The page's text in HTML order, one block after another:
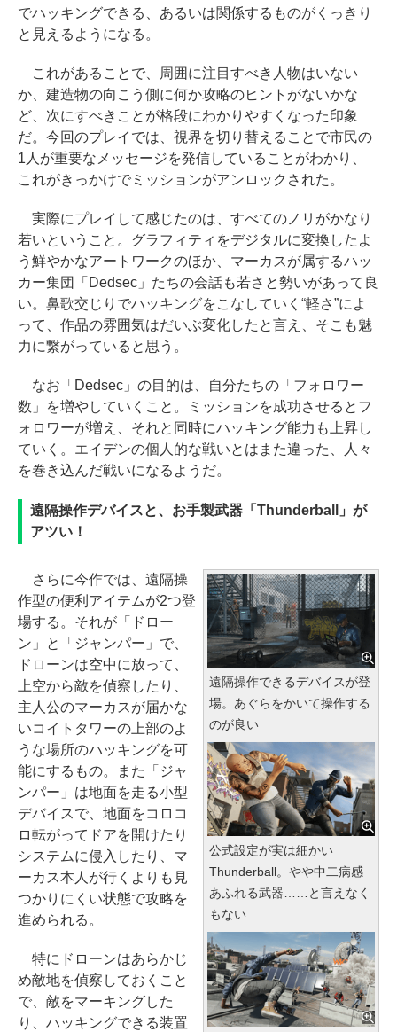
でハッキングできる、あるいは関係するものがくっきり
と見えるようになる。
これがあることで、周囲に注目すべき人物はいない
か、建造物の向こう側に何か攻略のヒントがないかな
ど、次にすべきことが格段にわかりやすくなった印象
だ。今回のプレイでは、視界を切り替えることで市民の
1人が重要なメッセージを発信していることがわかり、
これがきっかけでミッションがアンロックされた。
実際にプレイして感じたのは、すべてのノリがかなり
若いということ。グラフィティをデジタルに変換したよ
う鮮やかなアートワークのほか、マーカスが属するハッ
カー集団「Dedsec」たちの会話も若さと勢いがあって良
い。鼻歌交じりでハッキングをこなしていく“軽さ”によ
って、作品の雰囲気はだいぶ変化したと言え、そこも魅
力に繋がっていると思う。
なお「Dedsec」の目的は、自分たちの「フォロワー
数」を増やしていくこと。ミッションを成功させるとフ
ォロワーが増え、それと同時にハッキング能力も上昇し
ていく。エイデンの個人的な戦いとはまた違った、人々
を巻き込んだ戦いになるようだ。
遠隔操作デバイスと、お手製武器「Thunderball」が
アツい！
遠隔操作できるデバイスが登
場。あぐらをかいて操作する
のが良い
公式設定が実は細かい
Thunderball。やや中二病感
あふれる武器……と言えなく
もない
さらに今作では、遠隔操
作型の便利アイテムが2つ登
場する。それが「ドロー
ン」と「ジャンパー」で、
ドローンは空中に放って、
上空から敵を偵察したり、
主人公のマーカスが届かな
いコイトタワーの上部のよ
うな場所のハッキングを可
能にするもの。また「ジャ
ンパー」は地面を走る小型
デバイスで、地面をコロコ
ロ転がってドアを開けたり
システムに侵入したり、マ
ーカス本人が行くよりも見
つかりにくい状態で攻略を
進められる。
特にドローンはあらかじ
め敵地を偵察しておくこと
で、敵をマーキングした
り、ハッキングできる装置